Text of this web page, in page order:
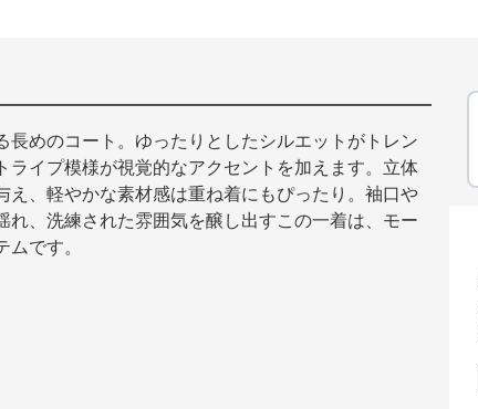
めのコート。ゆったりとしたシルエットがトレン
ライプ模様が視覚的なアクセントを加えます。立体
え、軽やかな素材感は重ね着にもぴったり。袖口や
、洗練された雰囲気を醸し出すこの一着は、モー
ムです。